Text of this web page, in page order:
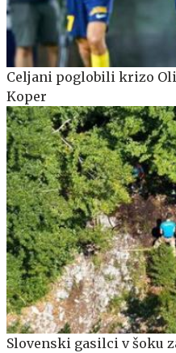
Celjani poglobili krizo
Koper
Slovenski gasilci v šoku